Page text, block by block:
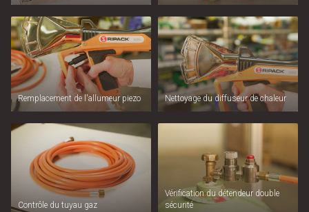
Remplacement de l'allumeur piezo Nettoyage du diffuseur de chaleur
Contrôle du tuyau gaz
Vérification du détendeur double
sécurité